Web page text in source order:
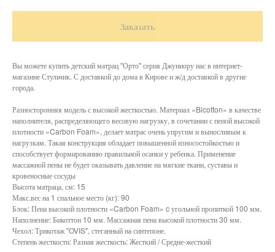
Заказать
Вы можете купить детский матрац "Орто" серия Джуниору нас в интернет-
магазине Стульчик. С доставкой до дома в Кирове и ж/д доставкой в другие
города.
Разносторонняя модель с высокой жесткостью. Материал «Bicotton» в качестве
наполнителя, распределяющего весовую нагрузку, в сочетании с пеной высокой
плотности «Carbon Foam», делает матрас очень упругим и выносливым к
нагрузкам. Такая конструкция обладает повышенной износостойкостью и
способствует формированию правильной осанки у ребенка. Применение
массажной пены не будет оказывать давление на мягкие ткани, суставы и
кровеносные сосуды
Высота матраца, см: 15
Макс.вес на 1 спальное место (кг): 90
Блок: Пена высокой плотности «Carbon Foam» c угольной пропиткой 100 мм.
Наполнение: Бикоттон 10 мм. Массажная пена высокой плотности 30 мм.
Чехол: Трикотаж "OVIS", стеганный на синтепоне.
Степень жесткости: Разная жесткость: Жесткий / Средне-жесткий